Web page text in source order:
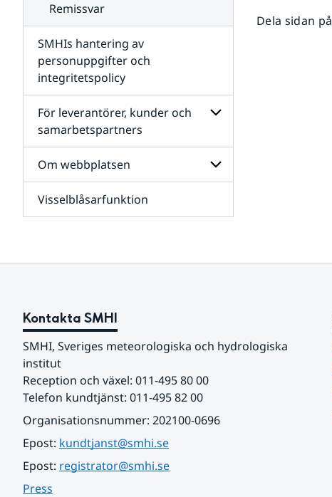
Remissvar
SMHIs hantering av
personuppgifter och
integritetspolicy
För leverantörer, kunder och
samarbetspartners
Undersidor
för
och
Om webbplatsen
för
Visselblåsarfunktion
Dela sidan på
Kontakta SMHI
SMHI, Sveriges meteorologiska och hydrologiska
institut
Reception och växel: 011-495 80 00
Telefon kundtjänst: 011-495 82 00
Organisationsnummer: 202100-0696
Epost: kundtjanst@smhi.se
Epost: registrator@smhi.se
Press